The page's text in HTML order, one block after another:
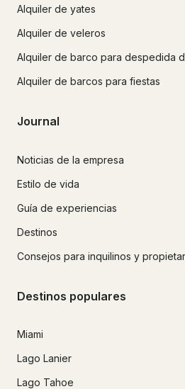
Alquiler de yates
Alquiler de veleros
Alquiler de barco para despedida
Alquiler de barcos para fiestas
Journal
Noticias de la empresa
Estilo de vida
Guía de experiencias
Destinos
Consejos para inquilinos y
Destinos populares
Miami
Lago Lanier
Lago Tahoe